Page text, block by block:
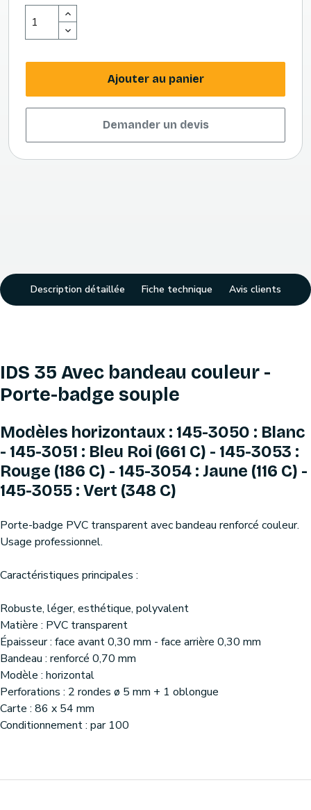
Ajouter au panier
Demander un devis
Description détaillée Fiche technique Avis clients
IDS 35 Avec bandeau couleur -
Porte-badge souple
Modèles horizontaux : 145-3050 : Blanc
- 145-3051 : Bleu Roi (661 C) - 145-3053 :
Rouge (186 C) - 145-3054 : Jaune (116 C) -
145-3055 : Vert (348 C)
Porte-badge PVC transparent avec bandeau renforcé couleur.
Usage professionnel.
Caractéristiques principales :
Robuste, léger, esthétique, polyvalent
Matière : PVC transparent
Épaisseur : face avant 0,30 mm - face arrière 0,30 mm
Bandeau : renforcé 0,70 mm
Modèle : horizontal
Perforations : 2 rondes ø 5 mm + 1 oblongue
Carte : 86 x 54 mm
Conditionnement : par 100